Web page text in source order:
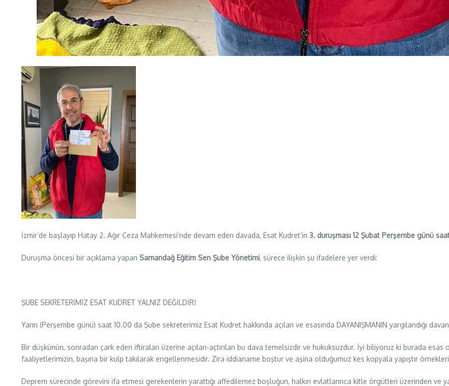
İzmir’de başlayıp Hatay 2. Ağır Ceza Mahkemesi’nde devam eden davada, Esat Kudret’in 3. duruşması 12 Şubat Perşembe günü
Duruşma öncesi bir açıklama yapan Samandağ Eğitim Sen Şube Yönetimi, sürece ilişkin şu ifadelere yer verdi:
ŞUBE SEKRETERİMİZ ESAT KUDRET YALNIZ DEĞİLDİR!
Yarın (Perşembe günü) saat 10.00 da Şube sekreterimiz Esat Kudret hakkında açılan ve esasında DAYANIŞMANIN yargılandığı
Bir düşkünün, sonradan çark eden iftiraları üzerine açılan-açtırılan bu dava temelsizdir ve hukuksuzdur. İyi biliyoruz ki burada
faaliyetlerimizin, başına bir kulp takılarak engellenmesidir. Zira iddianame boştur ve aşina olduğumuz kes kopyala yapıştır
Deprem sürecinde görevini ifa etmesi gerekenlerin yarattığı affedilemez boşluğun, halkın evlatlarınca kitle örgütleri üzerinden ve